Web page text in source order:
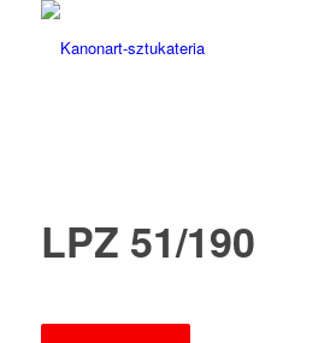
LPZ 51/190